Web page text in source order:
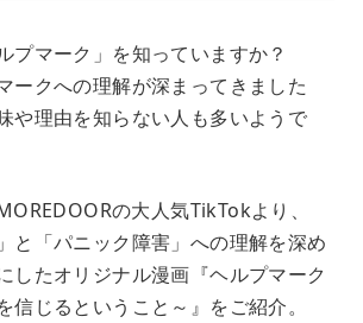
プマーク」を知っていますか？
ークへの理解が深まってきました
や理由を知らない人も多いようで
の大人気TikTokより、
と「パニック障害」への理解を深め
したオリジナル漫画『ヘルプマーク
信じるということ～』をご紹介。